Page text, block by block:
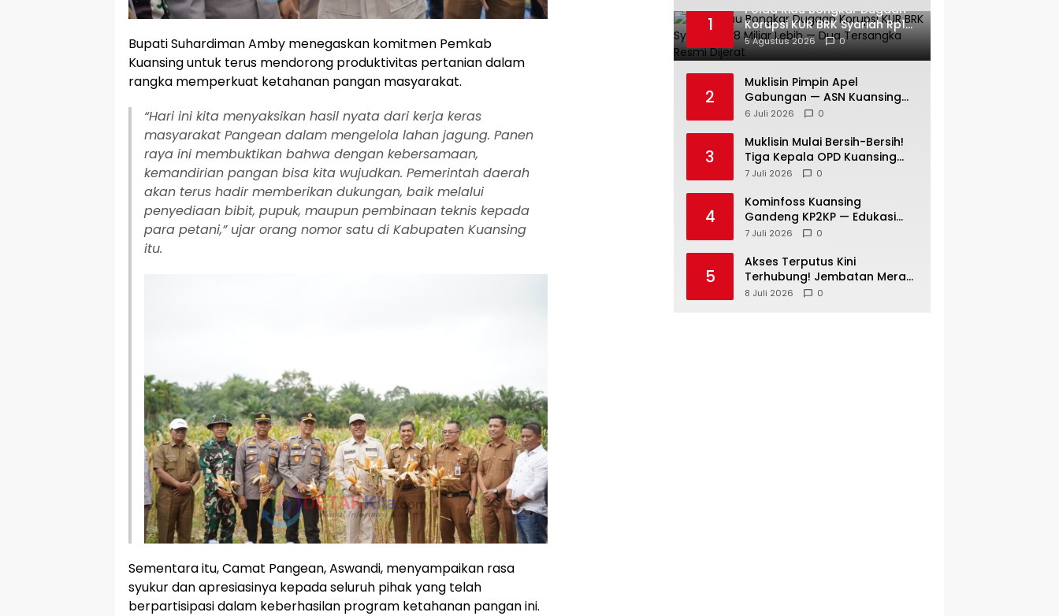
Bupati Suhardiman Amby menegaskan komitmen Pemkab
Kuansing untuk terus mendorong produktivitas pertanian dalam
rangka memperkuat ketahanan pangan masyarakat.
“Hari ini kita menyaksikan hasil nyata dari kerja keras
masyarakat Pangean dalam mengelola lahan jagung. Panen
raya ini membuktikan bahwa dengan kebersamaan,
kemandirian pangan bisa kita wujudkan. Pemerintah daerah
akan terus hadir memberikan dukungan, baik melalui
penyediaan bibit, pupuk, maupun pembinaan teknis kepada
para petani,” ujar orang nomor satu di Kabupaten Kuansing
itu.
Sementara itu, Camat Pangean, Aswandi, menyampaikan rasa
syukur dan apresiasinya kepada seluruh pihak yang telah
berpartisipasi dalam keberhasilan program ketahanan pangan ini.
1
Polda Riau Bongkar Dugaan
Korupsi KUR BRK Syariah Rp18
Miliar Lebih — Dua Tersangka
Resmi Dijerat
5 Agustus 2026 0
2
Muklisin Pimpin Apel
Gabungan — ASN Kuansing
Diingatkan: Stop Spekulasi —
6 Juli 2026 0
3
Muklisin Mulai Bersih-Bersih!
Tiga Kepala OPD Kuansing
Diganti di Awal
7 Juli 2026 0
4
Kominfoss Kuansing
Gandeng KP2KP — Edukasi
Pajak Siap Menjangkau
7 Juli 2026 0
5
Akses Terputus Kini
Terhubung! Jembatan Merah
Putih Presisi di Jaya Kopah
8 Juli 2026 0